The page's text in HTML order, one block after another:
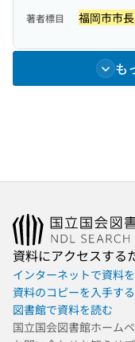
著者標目 福岡市市
も
資料にアクセスする
インターネットで資料
資料のコピーを入手する
図書館で資料を読む
国立国会図書館ホーム